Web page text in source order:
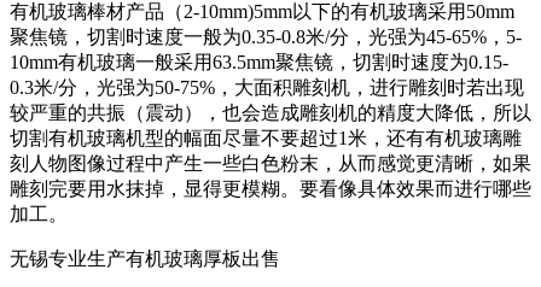
有机玻璃棒材产品（2-10mm)5mm以下的有机玻璃采用50mm
聚焦镜，切割时速度一般为0.35-0.8米/分，光强为45-65%，5-
10mm有机玻璃一般采用63.5mm聚焦镜，切割时速度为0.15-
0.3米/分，光强为50-75%，大面积雕刻机，进行雕刻时若出现
较严重的共振（震动），也会造成雕刻机的精度大降低，所以
切割有机玻璃机型的幅面尽量不要超过1米，还有有机玻璃雕
刻人物图像过程中产生一些白色粉末，从而感觉更清晰，如果
雕刻完要用水抹掉，显得更模糊。要看像具体效果而进行哪些
加工。
无锡专业生产有机玻璃厚板出售